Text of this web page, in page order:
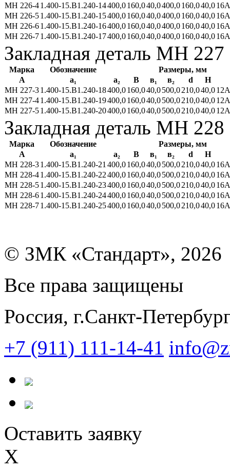
МН 226-41.400-15.В1.240-14400,0160,040,0400,0160,040,0
МН 226-51.400-15.В1.240-15400,0160,040,0400,0160,040,0
МН 226-61.400-15.В1.240-16400,0160,040,0400,0160,040,0
МН 226-71.400-15.В1.240-17400,0160,040,0400,0160,040,0
Закладная деталь МН 227
Марка Обозначение
Размеры, мм
А
а₁ a₂ В в₁ в₂ d
Н
МН 227-31.400-15.В1.240-18400,0160,040,0500,0210,040,0
МН 227-41.400-15.В1.240-19400,0160,040,0500,0210,040,0
МН 227-51.400-15.В1.240-20400,0160,040,0500,0210,040,0
Закладная деталь МН 228
Марка Обозначение
Размеры, мм
А
а₁ a₂ В в₁ в₂ d
Н
МН 228-31.400-15.В1.240-21 400,0160,040,0500,0210,040,0
МН 228-41.400-15.В1.240-22400,0160,040,0500,0210,040,0
МН 228-51.400-15.В1.240-23400,0160,040,0500,0210,040,0
МН 228-61.400-15.В1.240-24400,0160,040,0500,0210,040,0
МН 228-71.400-15.В1.240-25400,0160,040,0500,0210,040,0
© ЗМК «Стандарт», 2026
Все права защищены
Россия, г.Санкт-
+7 (911) 111-14-41
Оставить заявку
X